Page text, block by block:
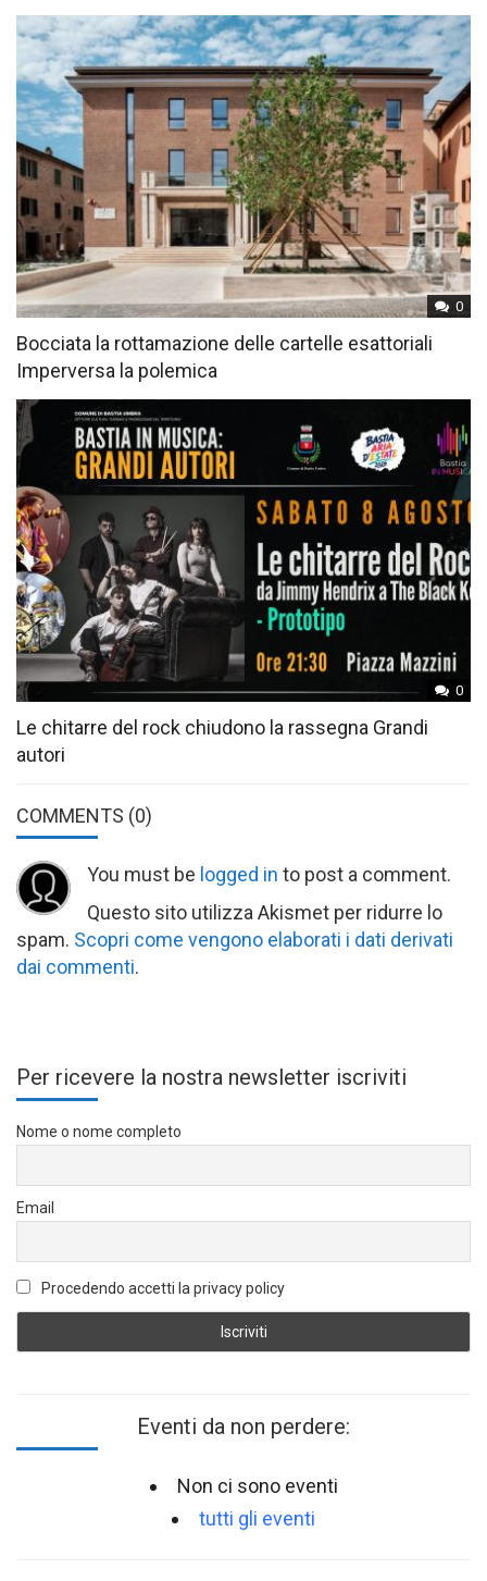
0
Bocciata la rottamazione delle cartelle esattoriali
Imperversa la polemica
0
Le chitarre del rock chiudono la rassegna Grandi
autori
COMMENTS (0)
You must be logged in to post a comment.
Questo sito utilizza Akismet per ridurre lo
spam. Scopri come vengono elaborati i dati derivati
dai commenti.
Per ricevere la nostra newsletter iscriviti
Nome o nome completo
Email
Procedendo accetti la privacy policy
Eventi da non perdere:
Non ci sono eventi
tutti gli eventi